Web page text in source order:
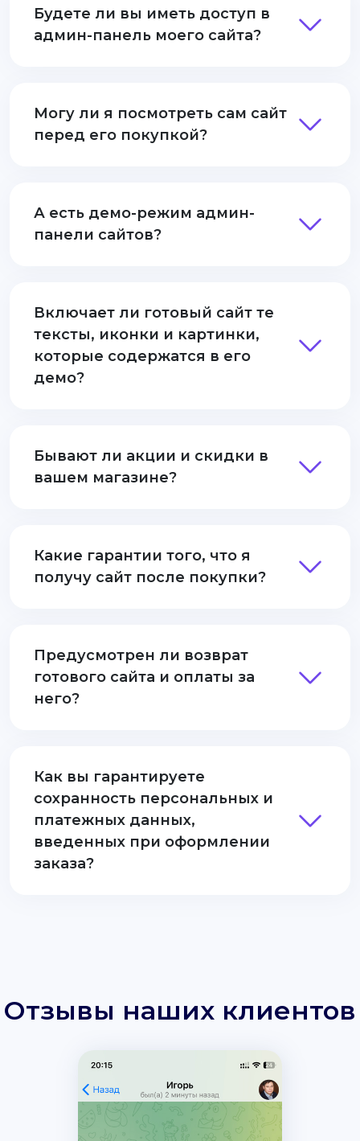
Будете ли вы иметь доступ в
админ-панель моего сайта?
Могу ли я посмотреть сам сайт
перед его покупкой?
А есть демо-режим админ-
панели сайтов?
Включает ли готовый сайт те
тексты, иконки и картинки,
которые содержатся в его
демо?
Бывают ли акции и скидки в
вашем магазине?
Какие гарантии того, что я
получу сайт после покупки?
Предусмотрен ли возврат
готового сайта и оплаты за
него?
Как вы гарантируете
сохранность персональных и
платежных данных,
введенных при оформлении
заказа?
Отзывы наших клиентов